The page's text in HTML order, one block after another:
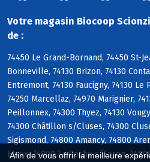
Afin de vous offrir la meilleure
Votre magasin Biocoop
de :
74450 Le Grand-Bornand, 74450 St-
Bonneville, 74130 Brizon, 74130
Entremont, 74130 Faucigny, 74130
74250 Marcellaz, 74970 Marignier,
Peillonnex, 74300 Thyez, 74130
74300 Châtillon s/Cluses, 74300
Sigismond, 74800 Amancy, 74800
Etaux, 74800 La Roche s/Foron,